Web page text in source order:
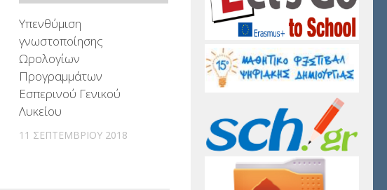
Υπενθύμιση
γνωστοποίησης
Ωρολογίων
Προγραμμάτων
Εσπερινού Γενικού
Λυκείου
11 ΣΕΠΤΕΜΒΡΊΟΥ 2018